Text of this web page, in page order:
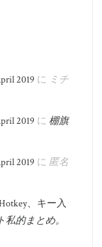
2019 に ミチ
2019 に 棚旗
2019 に 匿名
、キー入
私的まとめ。​